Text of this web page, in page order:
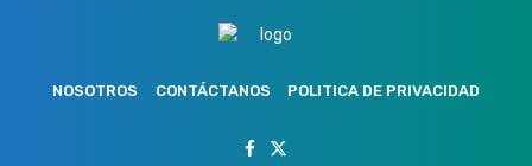
NOSOTROS CONTÁCTANOS POLITICA DE PRIVACIDAD